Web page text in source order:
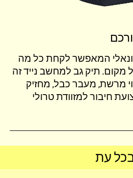
המאפשר לקחת כל מה
מקום. תיק גב למחשב נייד זה
מרשת, מעבר כבל, מחזיק
חיבור למזוודת טרולי
עת